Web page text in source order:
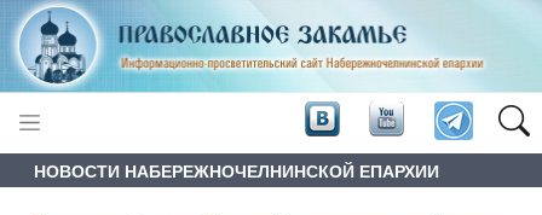
НОВОСТИ НАБЕРЕЖНОЧЕЛНИНСКОЙ ЕПАРХИИ